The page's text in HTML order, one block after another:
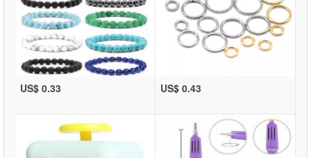
US$ 0.33 US$ 0.43